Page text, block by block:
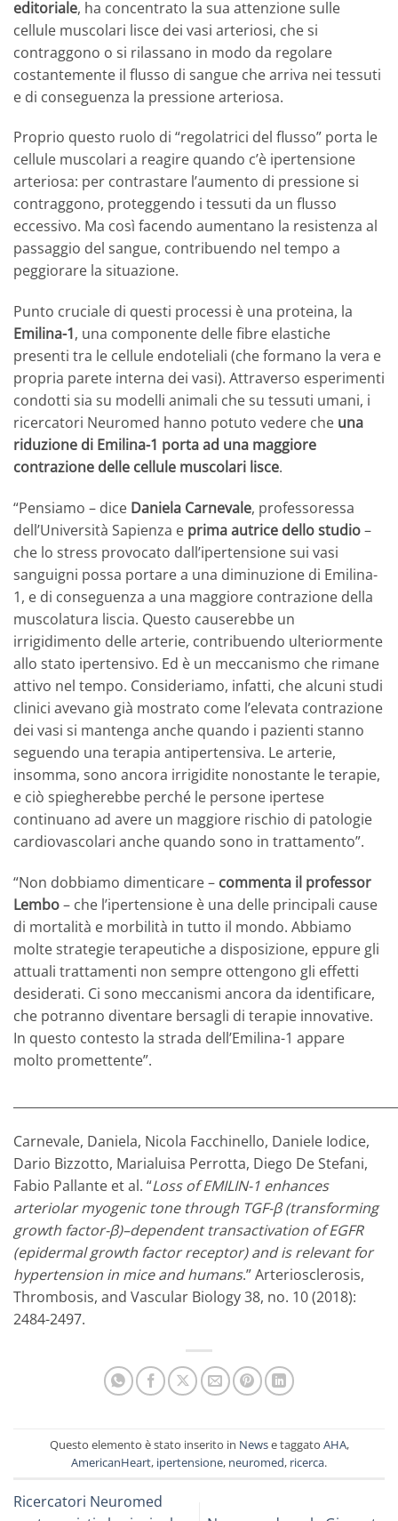
editoriale, ha concentrato la sua attenzione sulle
cellule muscolari lisce dei vasi arteriosi, che si
contraggono o si rilassano in modo da regolare
costantemente il flusso di sangue che arriva nei tessuti
e di conseguenza la pressione arteriosa.
Proprio questo ruolo di “regolatrici del flusso” porta le
cellule muscolari a reagire quando c’è ipertensione
arteriosa: per contrastare l’aumento di pressione si
contraggono, proteggendo i tessuti da un flusso
eccessivo. Ma così facendo aumentano la resistenza al
passaggio del sangue, contribuendo nel tempo a
peggiorare la situazione.
Punto cruciale di questi processi è una proteina, la
Emilina-1, una componente delle fibre elastiche
presenti tra le cellule endoteliali (che formano la vera e
propria parete interna dei vasi). Attraverso esperimenti
condotti sia su modelli animali che su tessuti umani, i
ricercatori Neuromed hanno potuto vedere che una
riduzione di Emilina-1 porta ad una maggiore
contrazione delle cellule muscolari lisce.
“Pensiamo – dice Daniela Carnevale, professoressa
dell’Università Sapienza e prima autrice dello studio–
che lo stress provocato dall’ipertensione sui vasi
sanguigni possa portare a una diminuzione di Emilina-
1, e di conseguenza a una maggiore contrazione della
muscolatura liscia. Questo causerebbe un
irrigidimento delle arterie, contribuendo ulteriormente
allo stato ipertensivo. Ed è un meccanismo che rimane
attivo nel tempo. Consideriamo, infatti, che alcuni studi
clinici avevano già mostrato come l’elevata contrazione
dei vasi si mantenga anche quando i pazienti stanno
seguendo una terapia antipertensiva. Le arterie,
insomma, sono ancora irrigidite nonostante le terapie,
e ciò spiegherebbe perché le persone ipertese
continuano ad avere un maggiore rischio di patologie
cardiovascolari anche quando sono in trattamento”.
“Non dobbiamo dimenticare – commenta il professor
Lembo– che l’ipertensione è una delle principali cause
di mortalità e morbilità in tutto il mondo. Abbiamo
molte strategie terapeutiche a disposizione, eppure gli
attuali trattamenti non sempre ottengono gli effetti
desiderati. Ci sono meccanismi ancora da identificare,
che potranno diventare bersagli di terapie innovative.
In questo contesto la strada dell’Emilina-1 appare
molto promettente”.
Carnevale, Daniela, Nicola Facchinello, Daniele Iodice,
Dario Bizzotto, Marialuisa Perrotta, Diego De Stefani,
Fabio Pallante et al. “Loss of EMILIN-1 enhances
arteriolar myogenic tone through TGF-β(transforming
growth factor-β)–dependent transactivation of EGFR
(epidermal growth factor receptor) and is relevant for
hypertension in mice and humans.” Arteriosclerosis,
Thrombosis, and Vascular Biology 38, no. 10 (2018):
2484-2497.
Questo elemento è stato inserito in Newse taggato AHA,
AmericanHeart, ipertensione, neuromed, ricerca.
Ricercatori Neuromed